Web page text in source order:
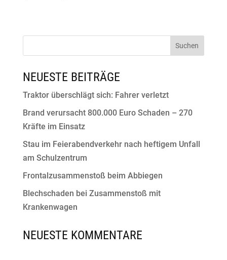
NEUESTE BEITRÄGE
Traktor überschlägt sich: Fahrer verletzt
Brand verursacht 800.000 Euro Schaden – 270
Kräfte im Einsatz
Stau im Feierabendverkehr nach heftigem Unfall
am Schulzentrum
Frontalzusammenstoß beim Abbiegen
Blechschaden bei Zusammenstoß mit
Krankenwagen
NEUESTE KOMMENTARE